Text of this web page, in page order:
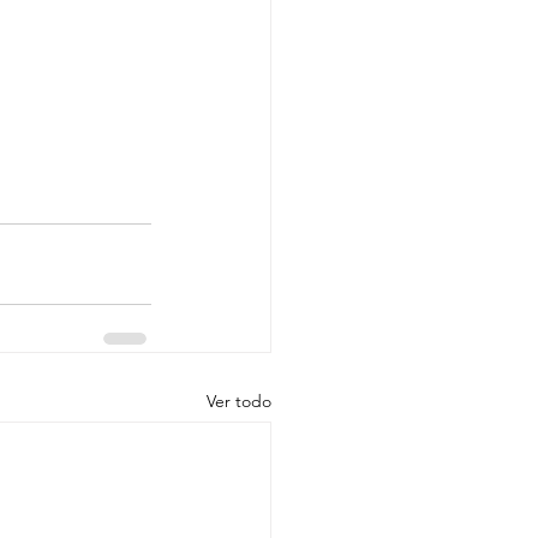
Ver todo